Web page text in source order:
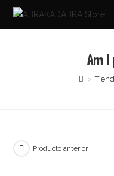
Saltar
Am
>
Producto anterior